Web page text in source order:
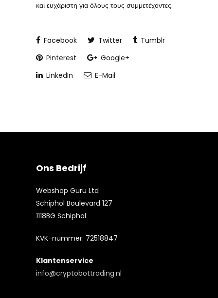
και ευχάριστη για όλους τους συμμετέχοντες.
Facebook Twitter
Tumblr
Pinterest
Google+
LinkedIn
E-Mail
Ons Bedrijf
Webshop Guru Ltd
Schiphol Boulevard 127
1118BG Schiphol
KVK-nummer: 72518847
Klantenservice
info@cryptobottrading.nl